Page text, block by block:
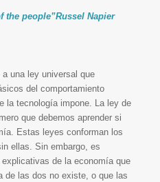
the people”Russel Napier
una ley universal que
del comportamiento
la tecnología impone. La ley de
que debemos aprender si
Estas leyes conforman los
ellas. Sin embargo, es
de la economía que
de las dos no existe, o que las